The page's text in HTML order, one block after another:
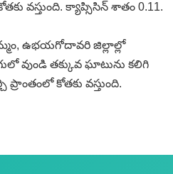
వస్తుంది. క్యాప్సిసిన్‌ శాతం 0.11.
ఉభయగోదావరి జిల్లాల్లో
వుండి తక్కువ ఘాటును కలిగి
ప్రాంతంలో కోతకు వస్తుంది.